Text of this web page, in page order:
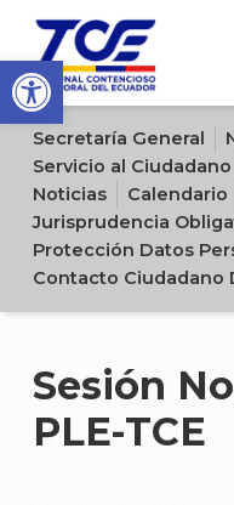
Open toolbar
Sitio oficial del Tribunal Contencioso Electoral del Ecuador
Secretaría General
Servicio al Ciudadano
Noticias
Calendario
Jurisprudencia
Protección Datos
Contacto Ciudadano
Sesión
PLE-TCE